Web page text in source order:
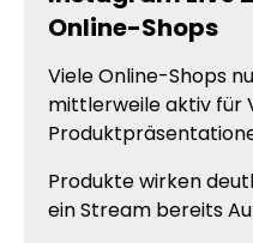
Online-Shops
Viele Online-Shops
mittlerweile aktiv für
Produkte wirken
ein Stream bereits